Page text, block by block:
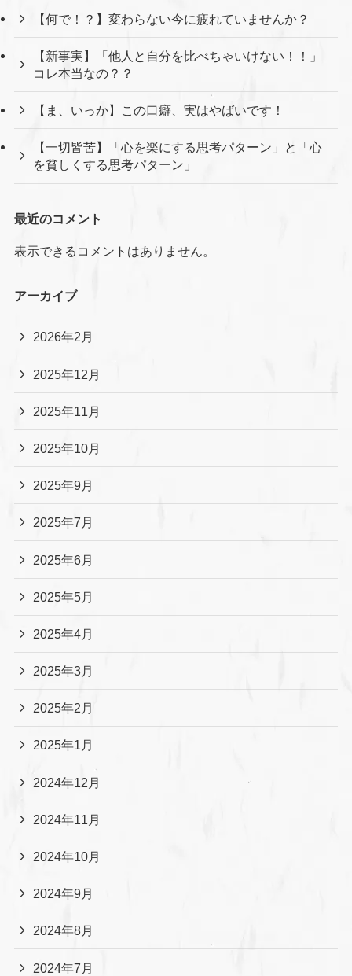
【何で！？】変わらない今に疲れていませんか？
【新事実】「他人と自分を比べちゃいけない！！」
コレ本当なの？？
【ま、いっか】この口癖、実はやばいです！
【一切皆苦】「心を楽にする思考パターン」と「心
を貧しくする思考パターン」
最近のコメント
表示できるコメントはありません。
アーカイブ
2026年2月
2025年12月
2025年11月
2025年10月
2025年9月
2025年7月
2025年6月
2025年5月
2025年4月
2025年3月
2025年2月
2025年1月
2024年12月
2024年11月
2024年10月
2024年9月
2024年8月
2024年7月